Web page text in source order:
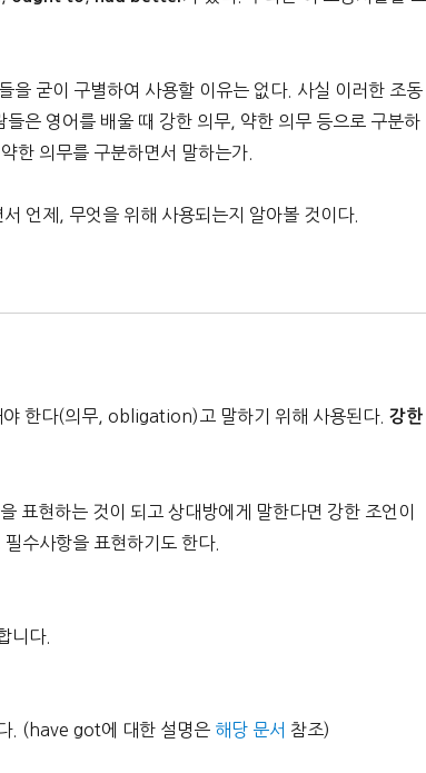
을 굳이 구별하여 사용할 이유는 없다. 사실 이러한 조동
은 영어를 배울 때 강한 의무, 약한 의무 등으로 구분하
한 의무를 구분하면서 말하는가.
언제, 무엇을 위해 사용되는지 알아볼 것이다.
한다(의무, obligation)고 말하기 위해 사용된다.강한
표현하는 것이 되고 상대방에게 말한다면 강한 조언이
수사항을 표현하기도 한다.
니다.
. (have got에 대한 설명은 해당 문서 참조)